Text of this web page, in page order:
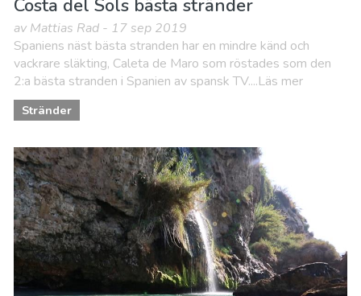
Costa del Sols bästa stränder
av Mattias Rad - 17 sep 2019
Spaniens näst bästa stranden har en mindre känd och
vackrare släkting, Caleta de Maro som röstades som den
2:a bästa stranden i Spanien av spansk TV....Läs mer
Stränder